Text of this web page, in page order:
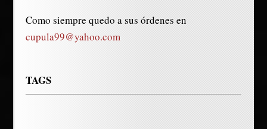
Como siempre quedo a sus órdenes en
cupula99@yahoo.com
TAGS